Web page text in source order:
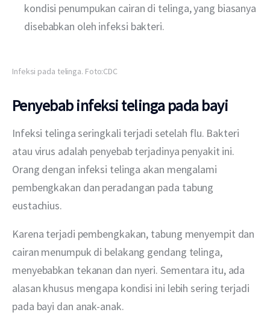
kondisi penumpukan cairan di telinga, yang biasanya
disebabkan oleh infeksi bakteri.
Infeksi pada telinga. Foto:CDC
Penyebab infeksi telinga pada bayi
Infeksi telinga seringkali terjadi setelah flu. Bakteri
atau virus adalah penyebab terjadinya penyakit ini.
Orang dengan infeksi telinga akan mengalami
pembengkakan dan peradangan pada tabung
eustachius.
Karena terjadi pembengkakan, tabung menyempit dan
cairan menumpuk di belakang gendang telinga,
menyebabkan tekanan dan nyeri. Sementara itu, ada
alasan khusus mengapa kondisi ini lebih sering terjadi
pada bayi dan anak-anak.